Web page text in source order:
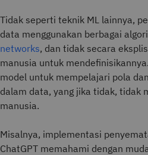
Tidak seperti teknik ML lainnya,
data menggunakan berbagai
networks, dan tidak secara
manusia untuk
model untuk mempelajari pola
dalam data, yang jika tidak, tidak
manusia.
Misalnya, implementasi
ChatGPT memahami dengan